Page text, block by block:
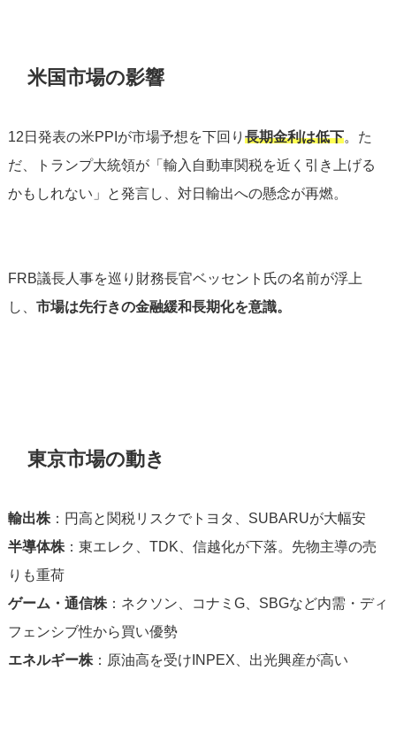
米国市場の影響
12日発表の米PPIが市場予想を下回り 長期金利は低下。た
だ、トランプ大統領が「輸入自動車関税を近く引き上げる
かもしれない」と発言し、対日輸出への懸念が再燃。
FRB議長人事を巡り財務長官ベッセント氏の名前が浮上
し、 市場は先行きの金融緩和長期化を意識。
東京市場の動き
輸出株：円高と関税リスクでトヨタ、SUBARUが大幅安
半導体株：東エレク、TDK、信越化が下落。先物主導の売
りも重荷
ゲーム・通信株：ネクソン、コナミG、SBGなど内需・ディ
フェンシブ性から買い優勢
エネルギー株：原油高を受けINPEX、出光興産が高い